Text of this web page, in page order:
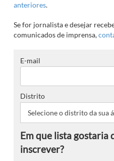
anteriores.
Se for jornalista e desejar
comunicados de imprensa,
E-mail
Distrito